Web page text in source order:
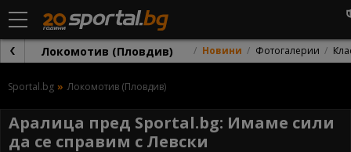
Локомотив (Пловдив) Новини Фотогалерии
Sportal.bg Локомотив (Пловдив)
Аралица пред Sportal.bg: Имаме сили
да се справим с Левски